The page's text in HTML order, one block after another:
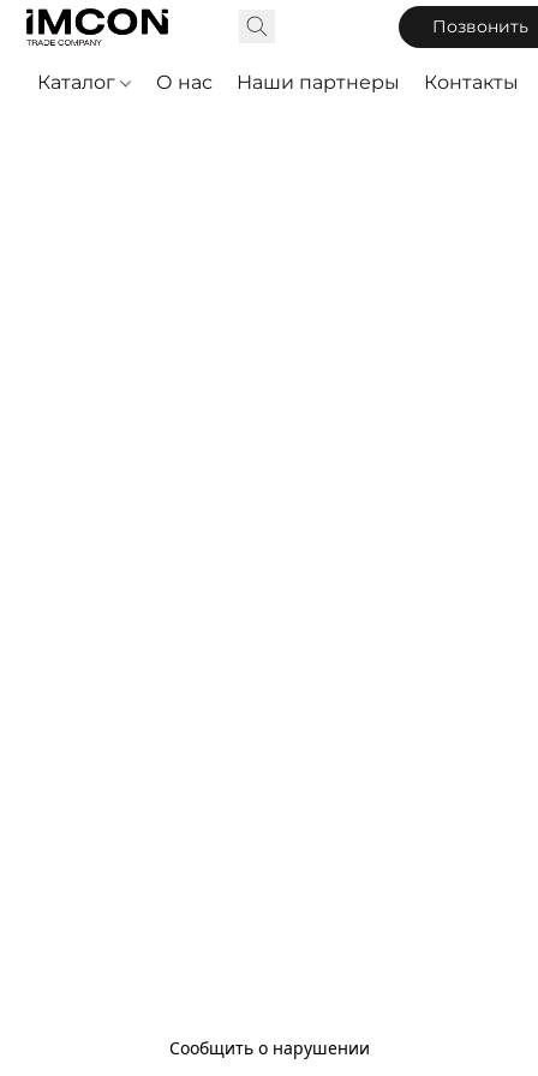
Позвонить
Каталог О нас Наши партнеры Контакты
Сообщить о нарушении